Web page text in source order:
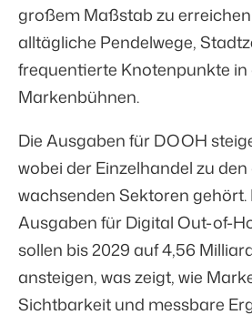
großem Maßstab zu
alltägliche Pendelwege,
frequentierte Knotenpunkte
Markenbühnen.
Die Ausgaben für DOOH
wobei der Einzelhandel zu
wachsenden Sektoren gehört.
Ausgaben für Digital Out-of-
sollen bis 2029 auf4,56
ansteigen, was zeigt, wie
Sichtbarkeit und messbare